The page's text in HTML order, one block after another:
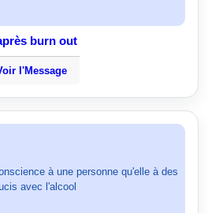
burn out
l'Message
à une personne qu'elle à des
avec l'alcool